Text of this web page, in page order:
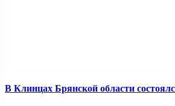
В Клинцах Брянской области